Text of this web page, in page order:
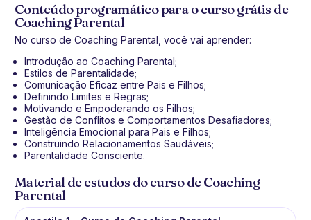
Conteúdo programático para o curso grátis de
Coaching Parental
No curso de Coaching Parental, você vai aprender:
Introdução ao Coaching Parental;
Estilos de Parentalidade;
Comunicação Eficaz entre Pais e Filhos;
Definindo Limites e Regras;
Motivando e Empoderando os Filhos;
Gestão de Conflitos e Comportamentos Desafiadores;
Inteligência Emocional para Pais e Filhos;
Construindo Relacionamentos Saudáveis;
Parentalidade Consciente.
Material de estudos do curso de Coaching
Parental